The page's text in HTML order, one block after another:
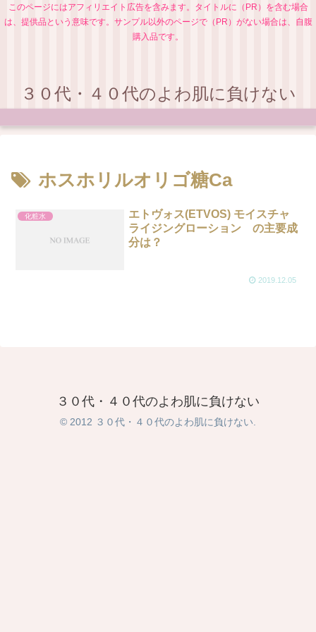
このページにはアフィリエイト広告を含みます。タイトルに（PR）を含む場合
は、提供品という意味です。サンプル以外のページで（PR）がない場合は、自腹
購入品です。
３０代・４０代のよわ肌に負けない
ホスホリルオリゴ糖Ca
化粧水
エトヴォス(ETVOS) モイスチャ
ライジングローション の主要成
分は？
2019.12.05
３０代・４０代のよわ肌に負けない
© 2012 ３０代・４０代のよわ肌に負けない.